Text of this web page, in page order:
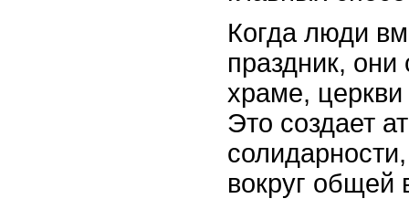
Когда люди
праздник,
храме,
Это создает
вокруг общей